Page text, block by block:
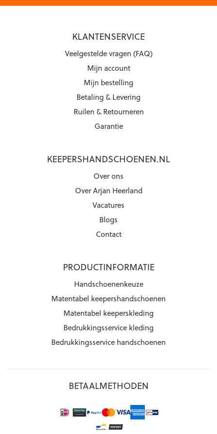
KLANTENSERVICE
Veelgestelde vragen (FAQ)
Mijn account
Mijn bestelling
Betaling & Levering
Ruilen & Retourneren
Garantie
KEEPERSHANDSCHOENEN.NL
Over ons
Over Arjan Heerland
Vacatures
Blogs
Contact
PRODUCTINFORMATIE
Handschoenenkeuze
Matentabel keepershandschoenen
Matentabel keeperskleding
Bedrukkingsservice kleding
Bedrukkingsservice handschoenen
BETAALMETHODEN